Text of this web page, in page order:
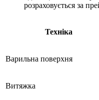
розраховується за
Техніка
Варильна поверхня
Витяжка